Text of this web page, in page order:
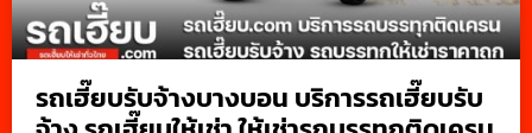
รถเฮี๊ยบรับจ้างบางบอน บริการรถเฮี๊ยบรับ